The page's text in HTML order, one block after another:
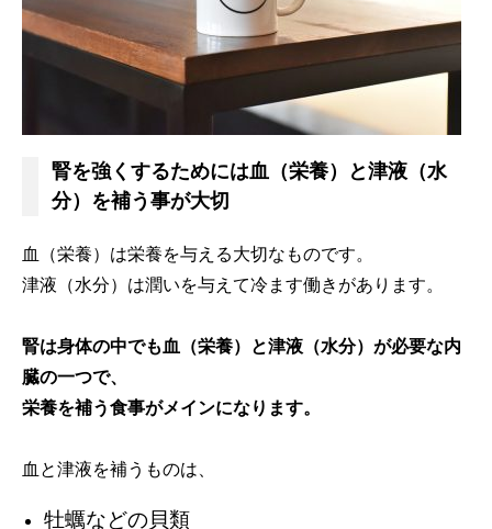
腎を強くするためには血（栄養）と津液（水
分）を補う事が大切
血（栄養）は栄養を与える大切なものです。
津液（水分）は潤いを与えて冷ます働きがあります。
腎は身体の中でも血（栄養）と津液（水分）が必要な内
臓の一つで、
栄養を補う食事がメインになります。
血と津液を補うものは、
牡蠣などの貝類